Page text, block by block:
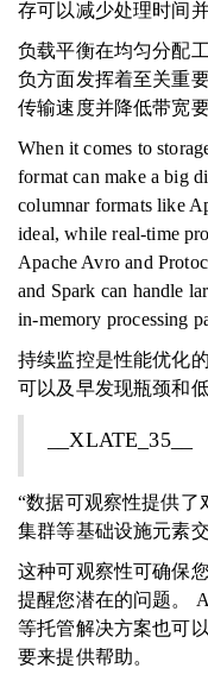
存可以减少处理时间
负载平衡在均匀分配
负方面发挥着至关重
传输速度并降低带宽要
When it comes to
format can make a big
columnar formats like
ideal, while real-time
Apache Avro and
and Spark can handle
in-memory processing
持续监控是性能优化
可以及早发现瓶颈和
__XLATE_35__
“数据可观察性提供了
集群等基础设施元素
这种可观察性可确保
提醒您潜在的问题。
等托管解决方案也可
要来提供帮助。